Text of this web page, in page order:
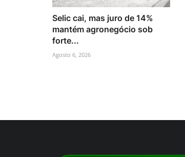
Selic cai, mas juro de 14%
mantém agronegócio sob
forte...
Agosto 6, 2026